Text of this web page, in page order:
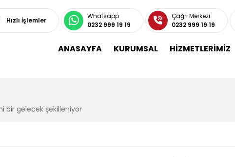
Hızlı İşlemler
Whatsapp
0232 999 19 19
Çağrı Merkezi
0232 999 19 19
ANASAYFA KURUMSAL HİZMETLERİMİZ
bir gelecek şekilleniyor